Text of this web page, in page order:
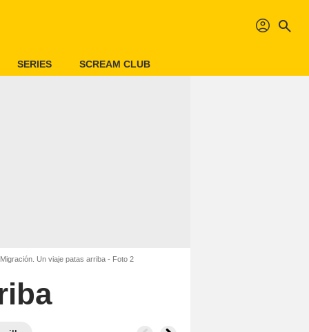
profil search
SERIES SCREAM CLUB
Un viaje patas arriba - Foto 2